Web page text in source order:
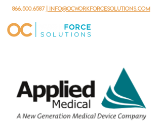
866.500.6587 | info@ocworkforcesolutions.com